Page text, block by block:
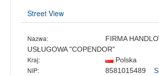
Street View
Nazwa:
FIRMA
USŁUGOWA "COPENDOR"
Kraj: Polska
NIP: 8581015489